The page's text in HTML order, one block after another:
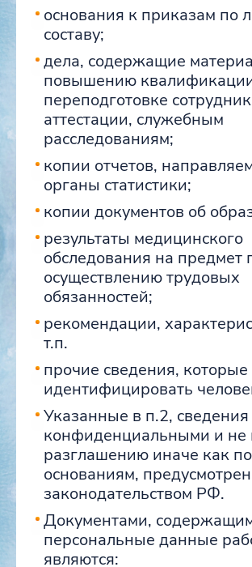
основания к приказам по
составу;
дела, содержащие
повышению
переподготовке
аттестации, служебным
расследованиям;
копии отчетов,
органы статистики;
копии документов об
результаты медицинского
обследования на предмет
осуществлению трудовых
обязанностей;
рекомендации,
т.п.
прочие сведения, которые
идентифицировать
Указанные в п.2, сведения
конфиденциальными и не
разглашению иначе как по
основаниям,
законодательством РФ.
Документами,
персональные данные
являются: